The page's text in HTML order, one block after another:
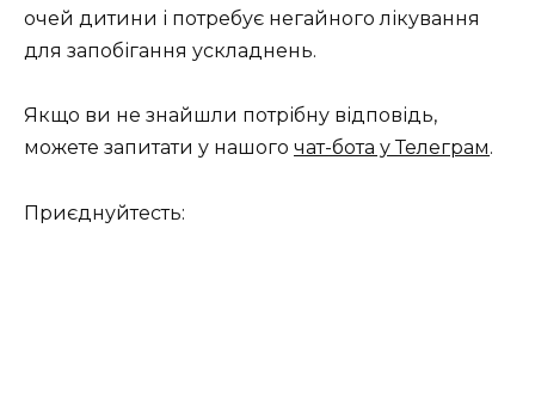
очей дитини і потребує негайного лікування
для запобігання ускладнень.
Якщо ви не знайшли потрібну відповідь,
можете запитати у нашого чат-бота у Телеграм.
Приєднуйтесть: